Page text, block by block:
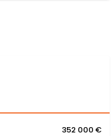
352 000 €